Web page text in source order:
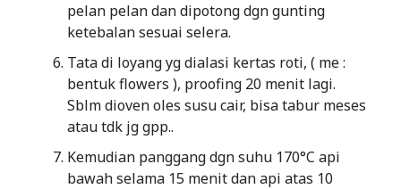
pelan pelan dan dipotong dgn gunting
ketebalan sesuai selera.
Tata di loyang yg dialasi kertas roti, ( me :
bentuk flowers ), proofing 20 menit lagi.
Sblm dioven oles susu cair, bisa tabur meses
atau tdk jg gpp..
Kemudian panggang dgn suhu 170°C api
bawah selama 15 menit dan api atas 10